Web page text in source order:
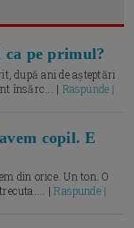
pe primul?
după ani de așteptări
însărc... | Raspunde |
copil. E
din orice. Un ton. O
|Raspunde |